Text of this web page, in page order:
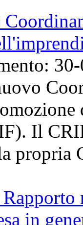
Il
propria
in